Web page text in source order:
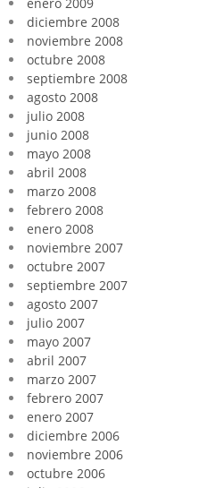
diciembre 2008
noviembre 2008
octubre 2008
septiembre 2008
agosto 2008
julio 2008
junio 2008
mayo 2008
abril 2008
marzo 2008
febrero 2008
enero 2008
noviembre 2007
octubre 2007
septiembre 2007
agosto 2007
julio 2007
mayo 2007
abril 2007
marzo 2007
febrero 2007
enero 2007
diciembre 2006
noviembre 2006
octubre 2006